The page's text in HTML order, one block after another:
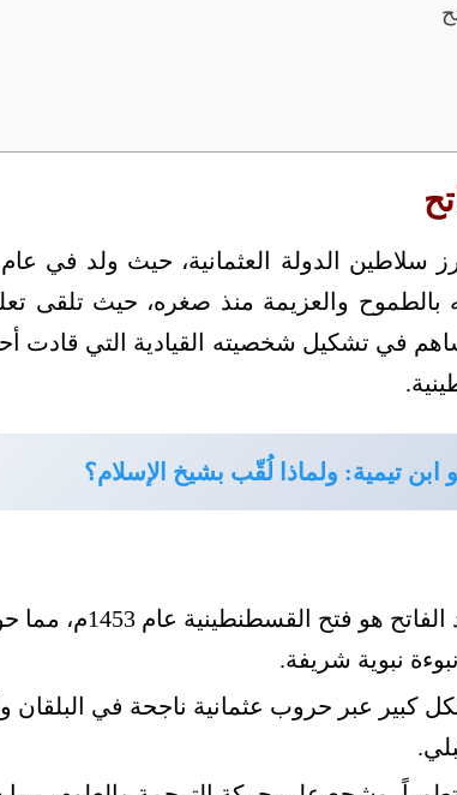
والعزيمة منذ صغره، حيث تلقى
ساهم في تشكيل شخصيته القيادية التي قادت
ابن تيمية: ولماذا لُقّب بشيخ الإسلام؟
أشهر إنجازات السلطان محمد
نبوية شريفة.
كبير عبر حروب عثمانية ناجحة في البلقان